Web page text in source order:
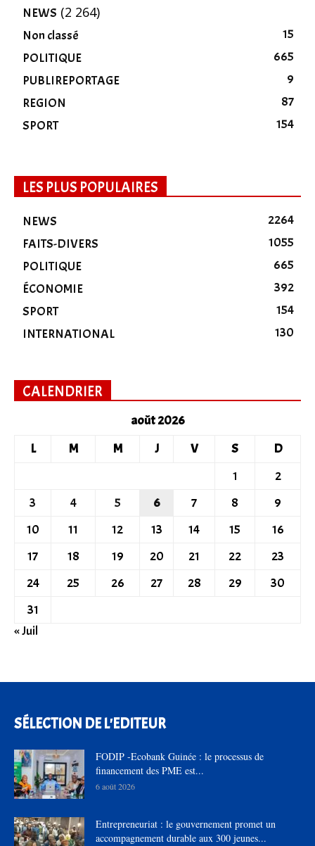
NEWS (2 264)
Non classé
15
POLITIQUE
665
PUBLIREPORTAGE
9
REGION
87
SPORT
154
LES PLUS POPULAIRES
NEWS
2264
FAITS-DIVERS
1055
POLITIQUE
665
ÉCONOMIE
392
SPORT
154
INTERNATIONAL
130
CALENDRIER
août 2026
L
M M J V S
D
1
2
3
4 5 6 7 8
9
10
11 12 13 14 15
16
17
18 19 20 21 22
23
24
25 26 27 28 29
30
31
« Juil
SÉLECTION DE L'EDITEUR
FODIP -Ecobank Guinée : le processus de
financement des PME est...
6 août 2026
Entrepreneuriat : le gouvernement promet un
accompagnement durable aux 300 jeunes...